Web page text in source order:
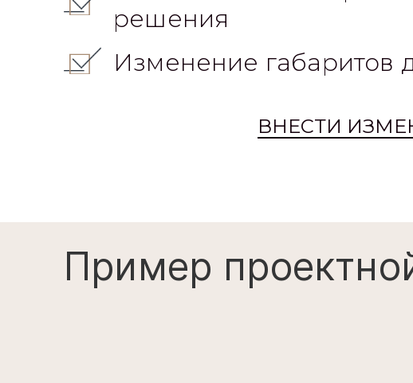
решения
Изменение габаритов
ВНЕСТИ
Пример